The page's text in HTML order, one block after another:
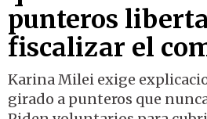
punteros
fiscalizar el
Karina Milei exige
girado a punteros que